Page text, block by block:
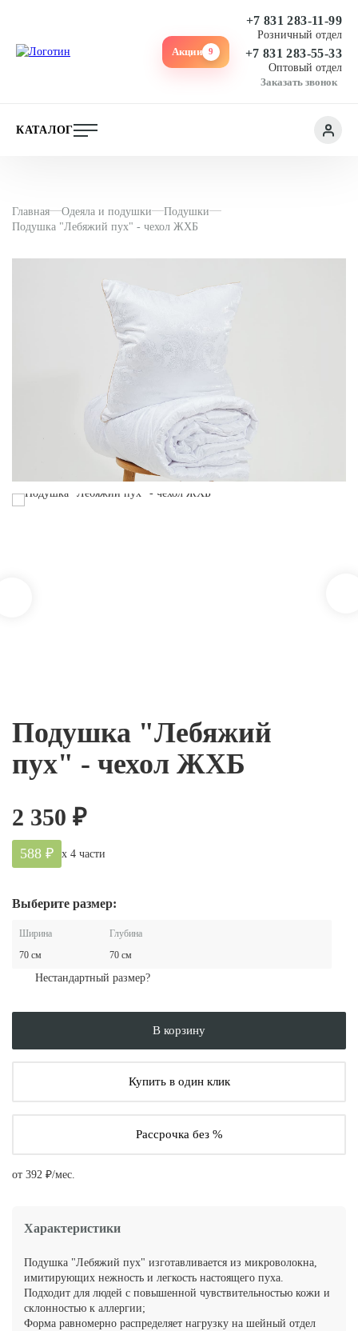
9
Акции
+7 831 283-11-99
Розничный отдел
+7 831 283-55-33
Оптовый отдел
Заказать звонок
КАТАЛОГ
Главная Одеяла и подушки
Подушки
Подушка "Лебяжий пух" - чехол ЖХБ
Подушка "Лебяжий
пух" - чехол ЖХБ
2 350 ₽
588 ₽ х 4 части
Выберите размер:
Ширина
Глубина
70 см
70 см
Нестандартный размер?
В корзину
Купить в один клик
Рассрочка без %
от 392 ₽/мес.
Характеристики
Подушка "Лебяжий пух" изготавливается из микроволокна,
имитирующих нежность и легкость настоящего пуха.
Подходит для людей с повышенной чувствительностью кожи и
склонностью к аллергии;
Форма равномерно распределяет нагрузку на шейный отдел